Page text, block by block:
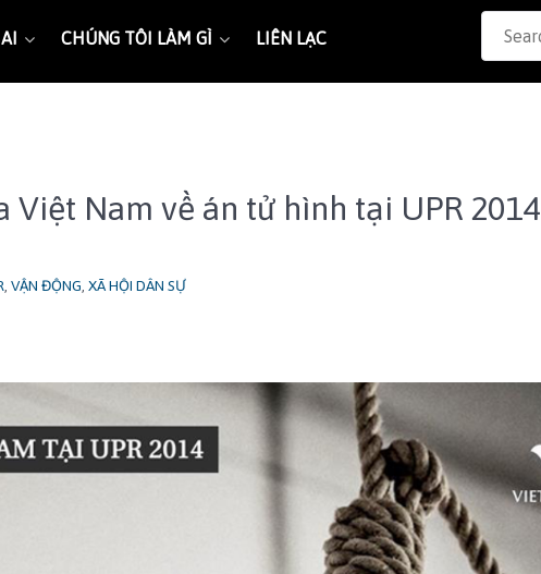
CHÚNG TÔI LÀM GÌ LIÊN LẠC
Search
for:
Nam về án tử hình tại UPR 2014
VẬN ĐỘNG XÃ HỘI DÂN SỰ